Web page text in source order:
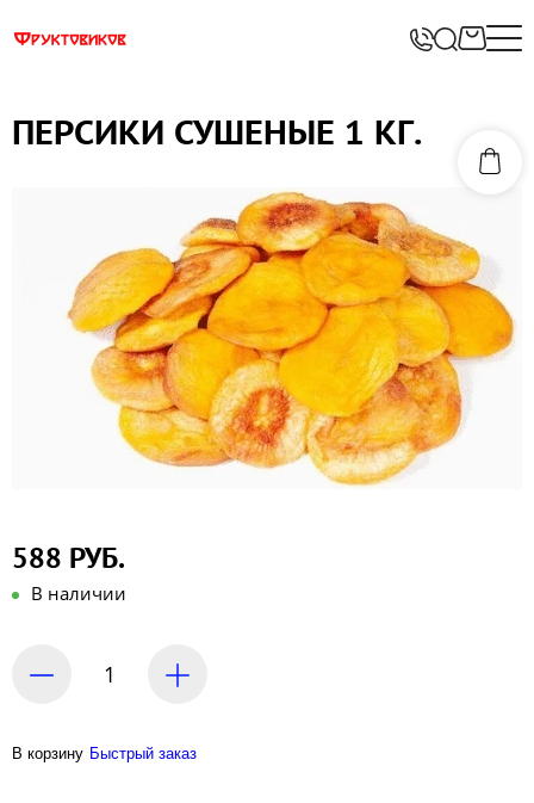
ПЕРСИКИ СУШЕНЫЕ 1 КГ.
588 РУБ.
В наличии
В корзину Быстрый заказ